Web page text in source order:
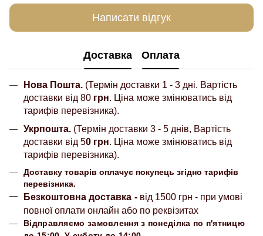
Написати відгук
Доставка Оплата
Нова Пошта. (Термін доставки 1 - 3 дні. Вартість
доставки від 80 грн. Ціна може змінюватись від
тарифів перевізника).
Укрпошта. (Термін доставки 3 - 5 днів, Вартість
доставки від 50 грн. Ціна може змінюватись від
тарифів перевізника).
Доставку товарів оплачує покупець згідно тарифів
перевізника.
Безкоштовна доставка - від 1500 грн - при умові
повної оплати онлайн або по реквізитах
Відправляємо замовлення з понеділка по п'ятницю